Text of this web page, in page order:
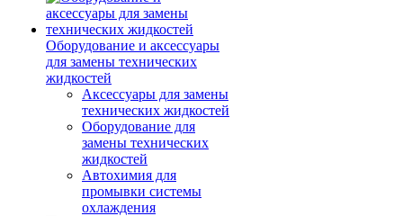
Оборудование и аксессуары
для замены технических
жидкостей
Аксессуары для замены
технических жидкостей
Оборудование для
замены технических
жидкостей
Автохимия для
промывки системы
охлаждения